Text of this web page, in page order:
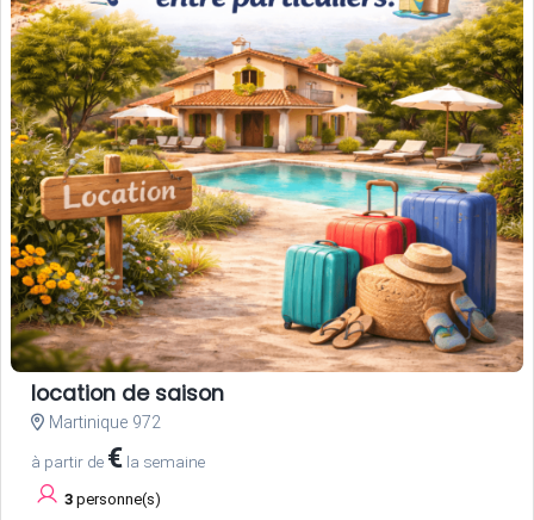
location de saison
Martinique 972
à partir de € la semaine
3 personne(s)